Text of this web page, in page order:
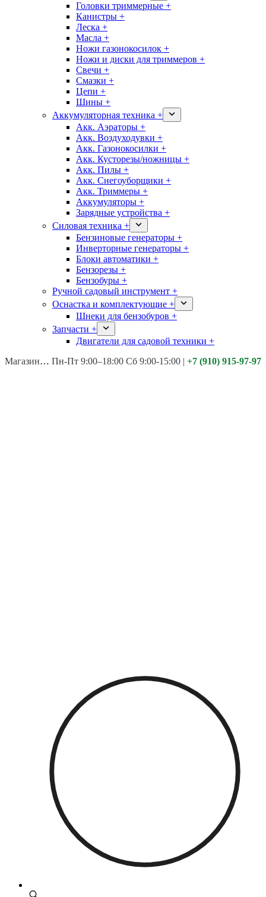
Головки триммерные +
Канистры +
Леска +
Масла +
Ножи газонокосилок +
Ножи и диски для триммеров +
Свечи +
Смазки +
Цепи +
Шины +
Аккумуляторная техника +
Акк. Аэраторы +
Акк. Воздуходувки +
Акк. Газонокосилки +
Акк. Кусторезы/ножницы +
Акк. Пилы +
Акк. Снегоуборщики +
Акк. Триммеры +
Аккумуляторы +
Зарядные устройства +
Силовая техника +
Бензиновые генераторы +
Инверторные генераторы +
Блоки автоматики +
Бензорезы +
Бензобуры +
Ручной садовый инструмент +
Оснастка и комплектующие +
Шнеки для бензобуров +
Запчасти +
Двигатели для садовой техники +
Магазины: Калуга ул. Московская д.113
Пн-Пт 9:00–18:00 Сб 9:00-15:00 | +7 (910) 915-97-97